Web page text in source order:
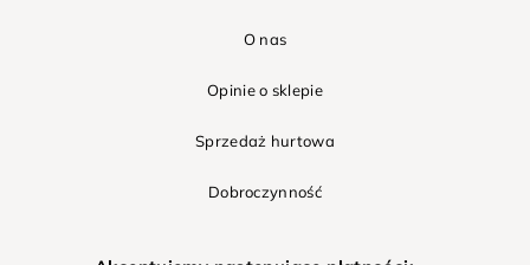
O nas
Opinie o sklepie
Sprzedaż hurtowa
Dobroczynność